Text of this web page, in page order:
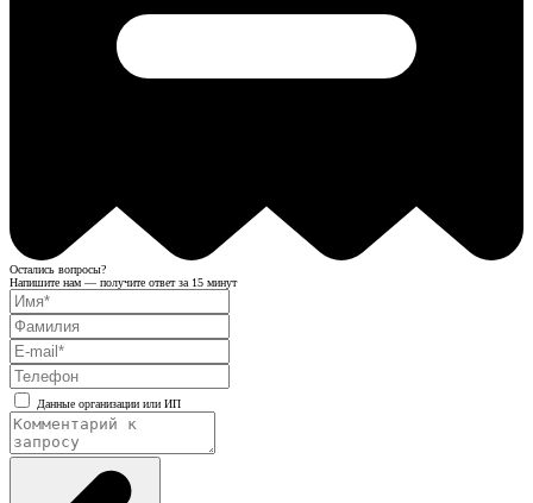
Остались вопросы?
Напишите нам — получите ответ за 15 минут
Данные организации или ИП